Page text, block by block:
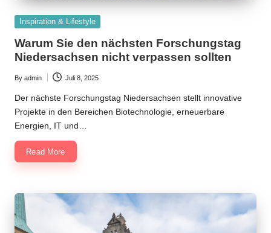
Posted
Inspiration & Lifestyle
Warum Sie den nächsten Forschungstag
Niedersachsen nicht verpassen sollten
Posted
by
By admin Juli 8, 2025
Der nächste Forschungstag Niedersachsen stellt innovative
Projekte in den Bereichen Biotechnologie, erneuerbare
Energien, IT und…
Read More